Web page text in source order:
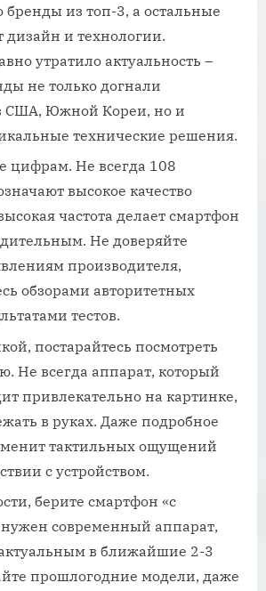
из топ-3, а остальные
и технологии.
утратило актуальность –
не только догнали
США, Южной Кореи, но и
технические решения.
цифрам. Не всегда 108
высокое качество
частота делает смартфон
Не доверяйте
производителя,
обзорами авторитетных
тестов.
постарайтесь посмотреть
Не всегда аппарат, который
привлекательно на картинке,
в руках. Даже подробное
тактильных ощущений
с устройством.
берите смартфон «с
нужен современный аппарат,
в ближайшие 2-3
прошлогодние модели, даже